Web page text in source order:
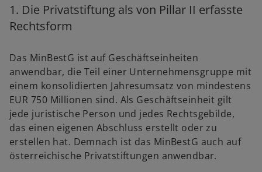
n
e
n
e
1. Die Privatstiftung als von Pillar II erfasste
Rechtsform
Das MinBestG ist auf Geschäftseinheiten
anwendbar, die Teil einer Unternehmensgruppe mit
einem konsolidierten Jahresumsatz von mindestens
EUR 750 Millionen sind. Als Geschäftseinheit gilt
jede juristische Person und jedes Rechtsgebilde,
das einen eigenen Abschluss erstellt oder zu
erstellen hat. Demnach ist das MinBestG auch auf
österreichische Privatstiftungen anwendbar.